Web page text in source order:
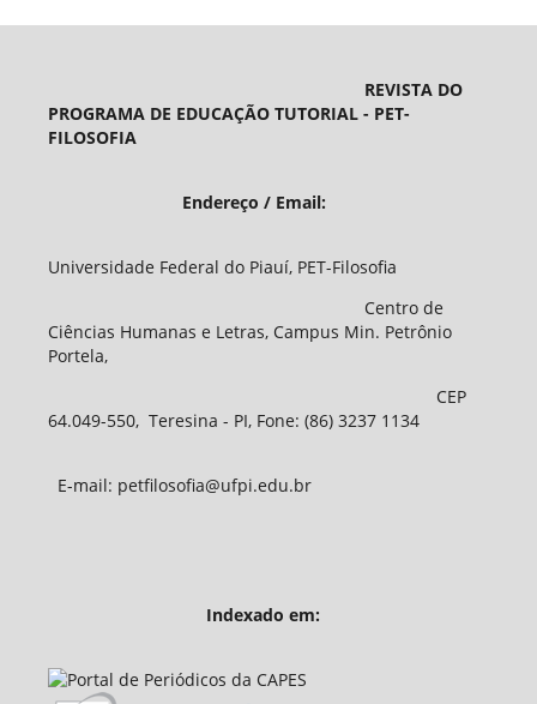
REVISTA DO
PROGRAMA DE EDUCAÇÃO TUTORIAL - PET-
FILOSOFIA
Endereço / Email:
Universidade Federal do Piauí, PET-Filosofia
Centro de
Ciências Humanas e Letras, Campus Min. Petrônio
Portela,
CEP
64.049-550, Teresina - PI, Fone: (86) 3237 1134
E-mail: petfilosofia@ufpi.edu.br
Indexado em: